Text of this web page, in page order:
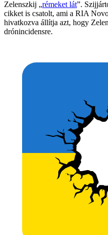
Zelenszkij „rémeket lát”.
cikket is csatolt, ami a RIA
hivatkozva állítja azt, hogy
drónincidensre.